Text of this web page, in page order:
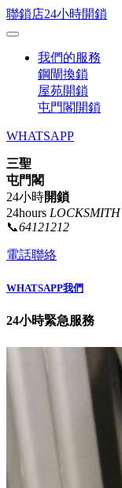
聯鎖店24小時開鎖
我們的服務
鋼閘換鎖
屋苑開鎖
屯門閣開鎖
WHATSAPP
三聖
屯門閣
24小時開鎖
24hours LOCKSMITH
📞64121212
電話聯絡
WHATSAPP我們
24小時緊急服務